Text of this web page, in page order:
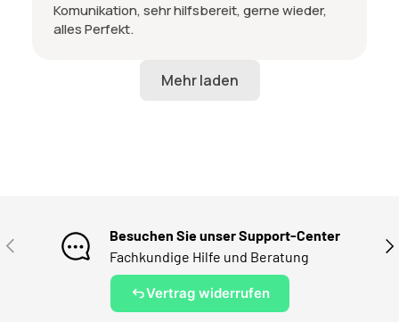
Komunikation, sehr hilfsbereit, gerne wieder,
alles Perfekt.
VORHERIGE
Besuchen Sie unser Support-Center
Fachkundige Hilfe und Beratung
Vertrag widerrufen